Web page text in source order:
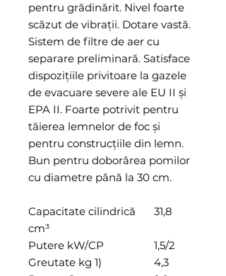
pentru grădinărit. Nivel foarte
scăzut de vibraţii. Dotare vastă.
Sistem de filtre de aer cu
separare preliminară. Satisface
dispoziţiile privitoare la gazele
de evacuare severe ale EU II şi
EPA II. Foarte potrivit pentru
tăierea lemnelor de foc şi
pentru construcţiile din lemn.
Bun pentru doborârea pomilor
cu diametre până la 30 cm.
Capacitate cilindrică
cm³
31,8
Putere kW/CP
1,5/2
Greutate kg 1)
4,3